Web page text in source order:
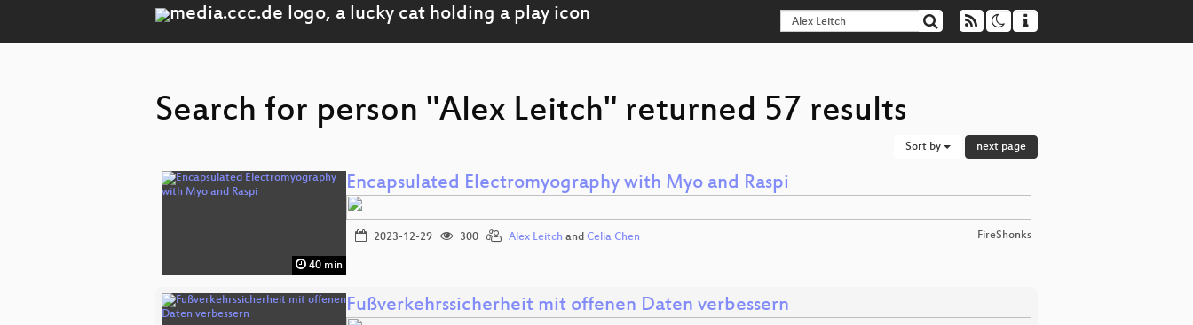
Search for person "Alex Leitch" returned 57 results
Sort by next page
40 min
Encapsulated Electromyography with Myo and Raspi
2023-12-29 300 Alex Leitch and Celia Chen FireShonks
Fußverkehrssicherheit mit offenen Daten verbessern